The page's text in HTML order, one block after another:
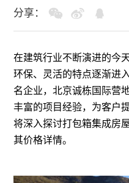
分享：
在建筑行业不断演进的今
环保、灵活的特点逐渐进
名企业，北京诚栋国际营
丰富的项目经验，为客户
将深入探讨打包箱集成房
其价格详情。